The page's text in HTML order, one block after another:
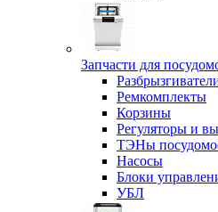
Запчасти для
Ремкомплекты
Корзины
Регуляторы и
ТЭНы
Насосы
Блоки
УБЛ